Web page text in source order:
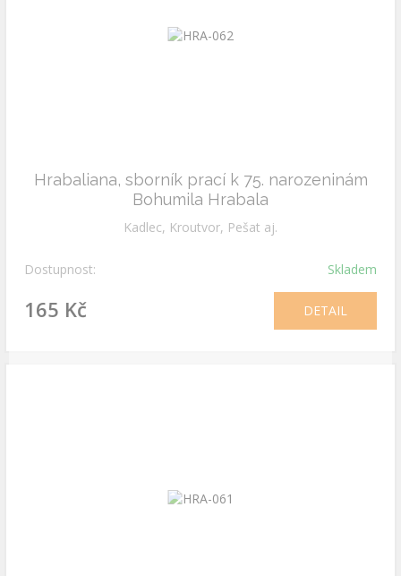
Hrabaliana, sborník prací k 75. narozeninám
Bohumila Hrabala
Kadlec, Kroutvor, Pešat aj.
Dostupnost: Skladem
165 Kč DETAIL